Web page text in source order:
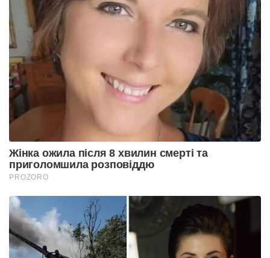
Жінка ожила після 8 хвилин смерті та
приголомшила розповіддю
PROZORO